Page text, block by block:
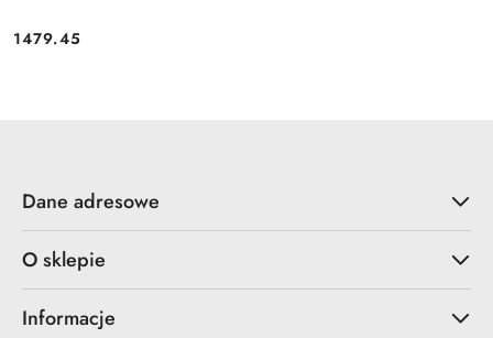
Cena:
1479.45
Dane adresowe
O sklepie
Informacje